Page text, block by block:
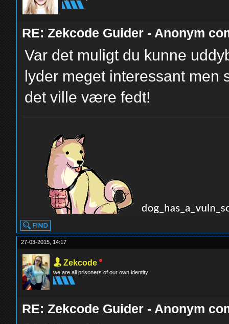
RE: Zekcode Guider - Anonym
Var det muligt du kunne
lyder meget interessant
det ville være fedt!
27-03-2015, 14:17
Zekcode
we are all prisoners of our own identity
RE: Zekcode Guider - Anonym